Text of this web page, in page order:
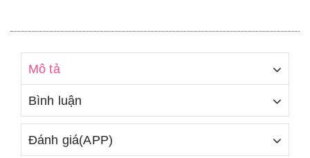
Mô tả
Bình luận
Đánh giá(APP)